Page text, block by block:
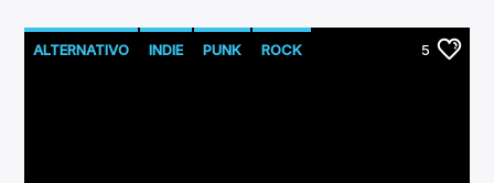
ALTERNATIVO INDIE PUNK ROCK 5